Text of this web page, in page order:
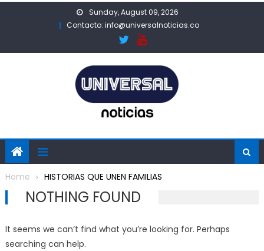
Sunday, August 09, 2026
Contacto: info@universalnoticias.co
Home HISTORIAS QUE UNEN FAMILIAS
NOTHING FOUND
It seems we can’t find what you’re looking for. Perhaps
searching can help.